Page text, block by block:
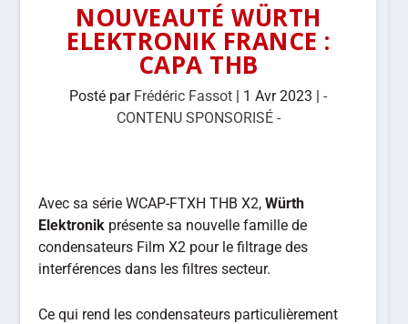
NOUVEAUTÉ WÜRTH
ELEKTRONIK FRANCE :
CAPA THB
Posté par Frédéric Fassot | 1 Avr 2023 |-
CONTENU SPONSORISÉ -
Avec sa série WCAP-FTXH THB X2,Würth
Elektronik présente sa nouvelle famille de
condensateurs Film X2 pour le filtrage des
interférences dans les filtres secteur.
Ce qui rend les condensateurs particulièrement